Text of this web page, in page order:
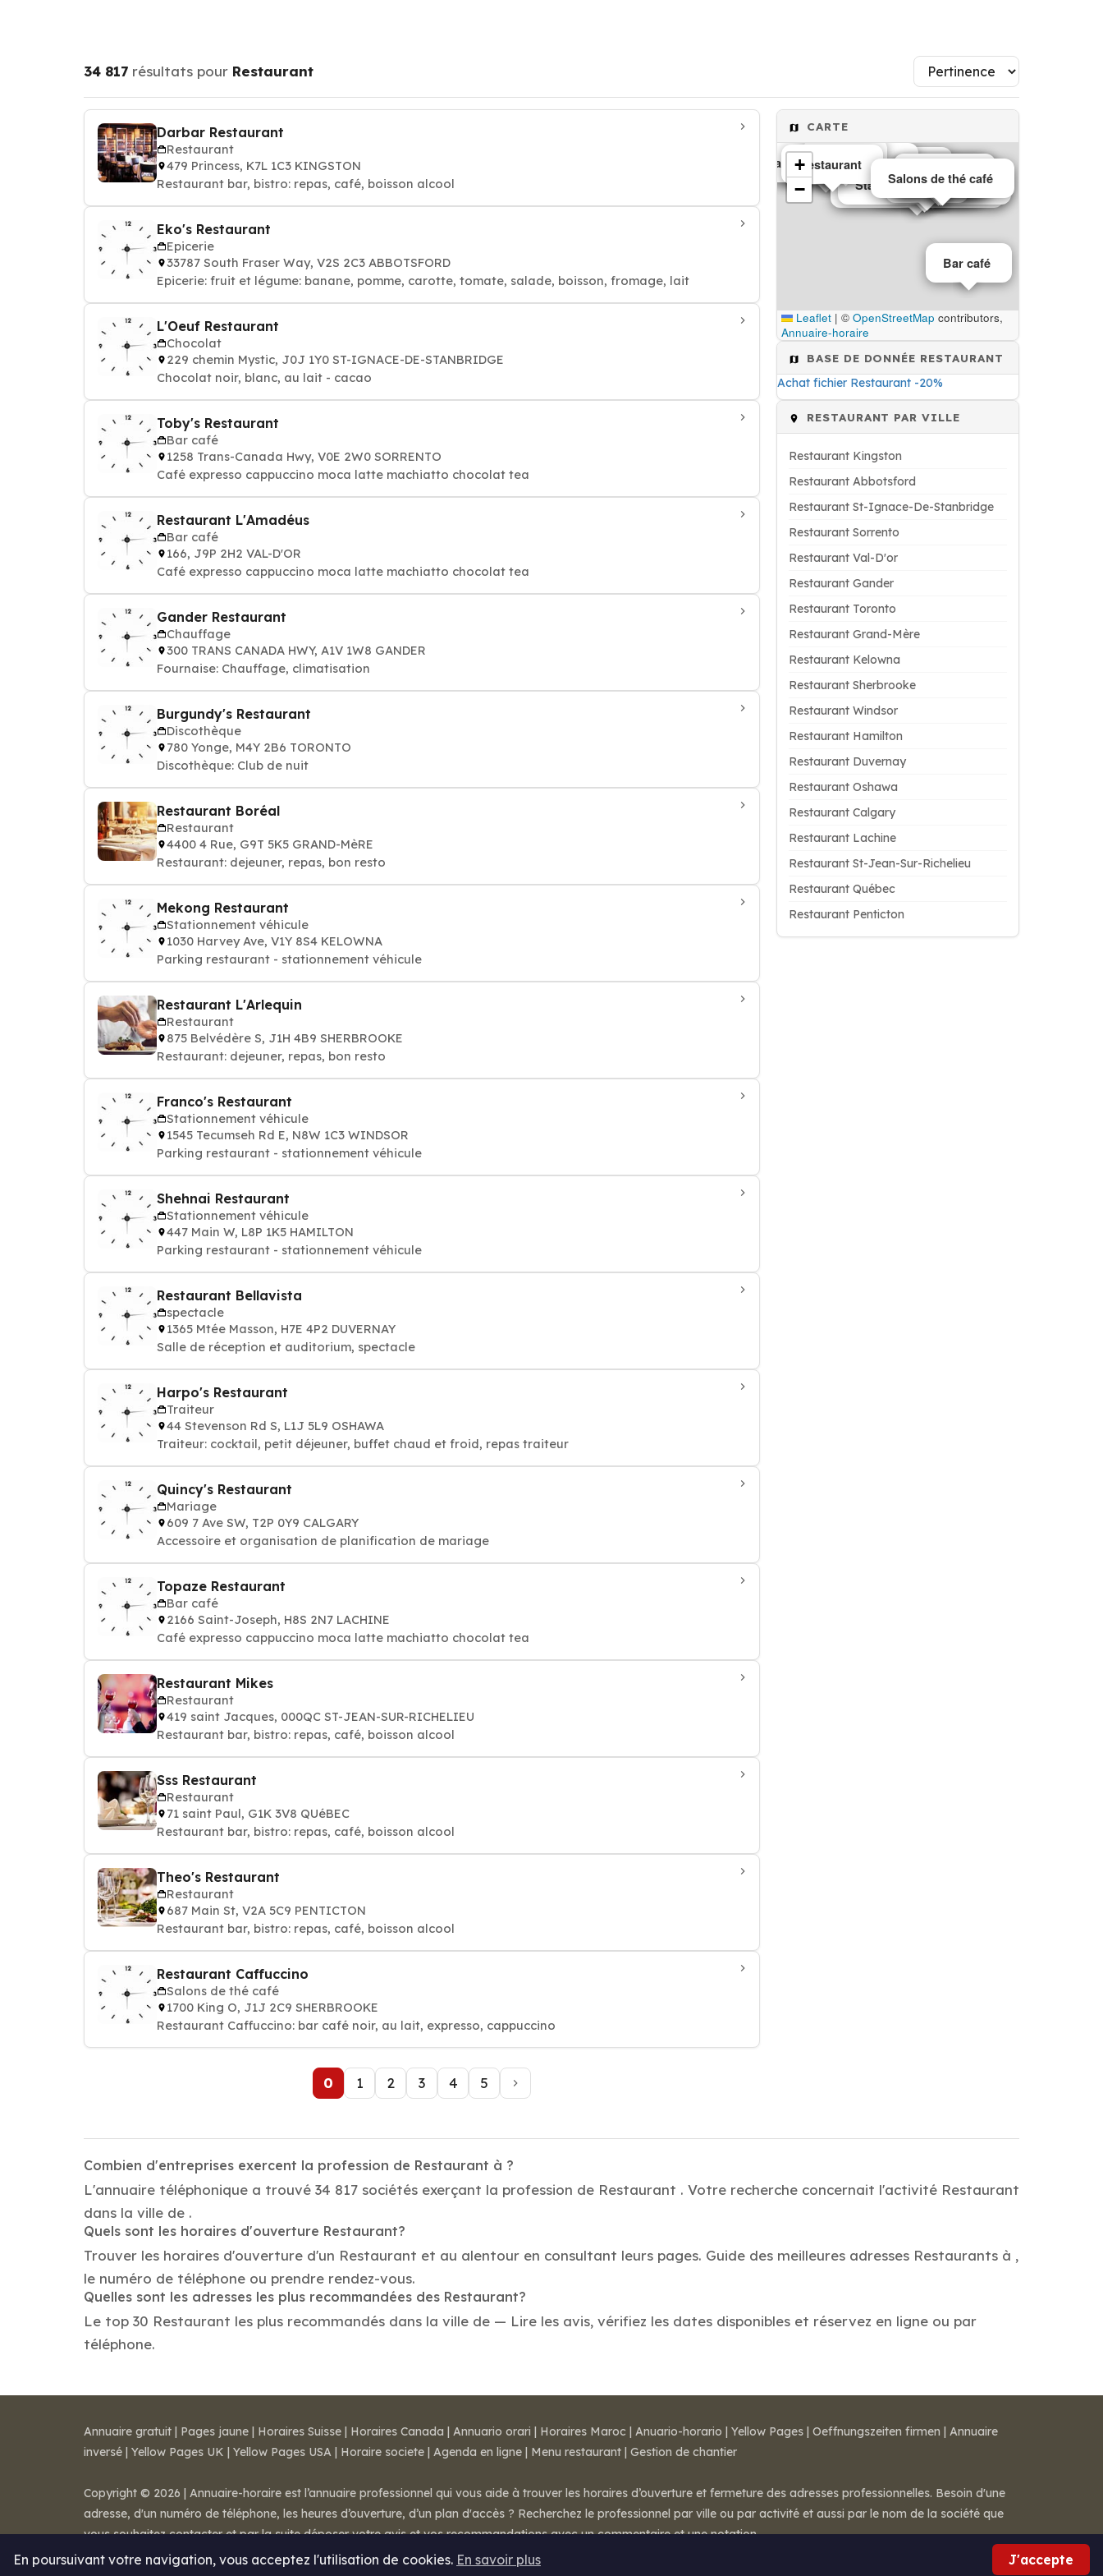
34 817 résultats pour Restaurant
Darbar Restaurant
Restaurant
479 Princess, K7L 1C3 KINGSTON
Restaurant bar, bistro: repas, café, boisson alcool
Eko's Restaurant
Epicerie
33787 South Fraser Way, V2S 2C3 ABBOTSFORD
Epicerie: fruit et légume: banane, pomme, carotte, tomate, salade, boisson, fromage, lait
L'Oeuf Restaurant
Chocolat
229 chemin Mystic, J0J 1Y0 ST-IGNACE-DE-STANBRIDGE
Chocolat noir, blanc, au lait - cacao
Toby's Restaurant
Bar café
1258 Trans-Canada Hwy, V0E 2W0 SORRENTO
Café expresso cappuccino moca latte machiatto chocolat tea
Restaurant L'Amadéus
Bar café
166, J9P 2H2 VAL-D'OR
Café expresso cappuccino moca latte machiatto chocolat tea
Gander Restaurant
Chauffage
300 TRANS CANADA HWY, A1V 1W8 GANDER
Fournaise: Chauffage, climatisation
Burgundy's Restaurant
Discothèque
780 Yonge, M4Y 2B6 TORONTO
Discothèque: Club de nuit
Restaurant Boréal
Restaurant
4400 4 Rue, G9T 5K5 GRAND-MèRE
Restaurant: dejeuner, repas, bon resto
Mekong Restaurant
Stationnement véhicule
1030 Harvey Ave, V1Y 8S4 KELOWNA
Parking restaurant - stationnement véhicule
Restaurant L'Arlequin
Restaurant
875 Belvédère S, J1H 4B9 SHERBROOKE
Restaurant: dejeuner, repas, bon resto
Franco's Restaurant
Stationnement véhicule
1545 Tecumseh Rd E, N8W 1C3 WINDSOR
Parking restaurant - stationnement véhicule
Shehnai Restaurant
Stationnement véhicule
447 Main W, L8P 1K5 HAMILTON
Parking restaurant - stationnement véhicule
Restaurant Bellavista
spectacle
1365 Mtée Masson, H7E 4P2 DUVERNAY
Salle de réception et auditorium, spectacle
Harpo's Restaurant
Traiteur
44 Stevenson Rd S, L1J 5L9 OSHAWA
Traiteur: cocktail, petit déjeuner, buffet chaud et froid, repas traiteur
Quincy's Restaurant
Mariage
609 7 Ave SW, T2P 0Y9 CALGARY
Accessoire et organisation de planification de mariage
Topaze Restaurant
Bar café
2166 Saint-Joseph, H8S 2N7 LACHINE
Café expresso cappuccino moca latte machiatto chocolat tea
Restaurant Mikes
Restaurant
419 saint Jacques, 000QC ST-JEAN-SUR-RICHELIEU
Restaurant bar, bistro: repas, café, boisson alcool
Sss Restaurant
Restaurant
71 saint Paul, G1K 3V8 QUéBEC
Restaurant bar, bistro: repas, café, boisson alcool
Theo's Restaurant
Restaurant
687 Main St, V2A 5C9 PENTICTON
Restaurant bar, bistro: repas, café, boisson alcool
Restaurant Caffuccino
Salons de thé café
1700 King O, J1J 2C9 SHERBROOKE
Restaurant Caffuccino: bar café noir, au lait, expresso, cappuccino
0 1 2 3 4 5
CARTE
Restaurant
Epicerie
Chocolat
Bar café
Bar café
Chauffage
Discothèque
Restaurant
Stationnement véhicule
Restaurant
Stationnement véhicule
Stationnement véhicule
spectacle
Traiteur
Mariage
Bar café
Restaurant
Restaurant
Restaurant
Salons de thé café
+
−
Leaflet | © OpenStreetMap contributors,
Annuaire-horaire
BASE DE DONNÉE RESTAURANT
Achat fichier Restaurant -20%
RESTAURANT PAR VILLE
Restaurant Kingston
Restaurant Abbotsford
Restaurant St-Ignace-De-Stanbridge
Restaurant Sorrento
Restaurant Val-D'or
Restaurant Gander
Restaurant Toronto
Restaurant Grand-Mère
Restaurant Kelowna
Restaurant Sherbrooke
Restaurant Windsor
Restaurant Hamilton
Restaurant Duvernay
Restaurant Oshawa
Restaurant Calgary
Restaurant Lachine
Restaurant St-Jean-Sur-Richelieu
Restaurant Québec
Restaurant Penticton
Combien d'entreprises exercent la profession de Restaurant à ?
L'annuaire téléphonique a trouvé 34 817 sociétés exerçant la profession de Restaurant . Votre recherche concernait l'activité Restaurant
dans la ville de .
Quels sont les horaires d'ouverture Restaurant?
Trouver les horaires d'ouverture d'un Restaurant et au alentour en consultant leurs pages. Guide des meilleures adresses Restaurants à ,
le numéro de téléphone ou prendre rendez-vous.
Quelles sont les adresses les plus recommandées des Restaurant?
Le top 30 Restaurant les plus recommandés dans la ville de — Lire les avis, vérifiez les dates disponibles et réservez en ligne ou par
téléphone.
En poursuivant votre navigation, vous acceptez l'utilisation de cookies. En savoir plus J'accepte
Annuaire gratuit | Pages jaune | Horaires Suisse | Horaires Canada | Annuario orari | Horaires Maroc | Anuario-horario | Yellow Pages | Oeffnungszeiten firmen | Annuaire
inversé | Yellow Pages UK | Yellow Pages USA | Horaire societe | Agenda en ligne | Menu restaurant | Gestion de chantier
Copyright © 2026 | Annuaire-horaire est l’annuaire professionnel qui vous aide à trouver les horaires d’ouverture et fermeture des adresses professionnelles. Besoin d'une
adresse, d'un numéro de téléphone, les heures d’ouverture, d’un plan d'accès ? Recherchez le professionnel par ville ou par activité et aussi par le nom de la société que
vous souhaitez contacter et par la suite déposer votre avis et vos recommandations avec un commentaire et une notation.
Mentions légales-Conditions de ventes- Contact